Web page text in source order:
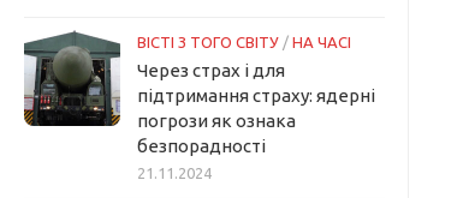
ВІСТІ З ТОГО СВІТУ / НА ЧАСІ
Через страх і для
підтримання страху: ядерні
погрози як ознака
безпорадності
21.11.2024